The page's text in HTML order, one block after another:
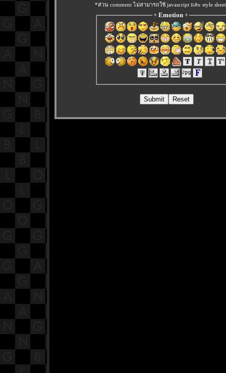
*ส่วน comment ไม่สามารถใช้ javascript และ style sheet
+ Emotion+